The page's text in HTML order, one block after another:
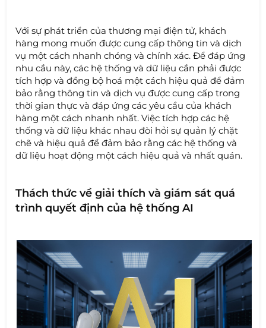
Với sự phát triển của thương mại điện tử, khách
hàng mong muốn được cung cấp thông tin và dịch
vụ một cách nhanh chóng và chính xác. Để đáp ứng
nhu cầu này, các hệ thống và dữ liệu cần phải được
tích hợp và đồng bộ hoá một cách hiệu quả để đảm
bảo rằng thông tin và dịch vụ được cung cấp trong
thời gian thực và đáp ứng các yêu cầu của khách
hàng một cách nhanh nhất. Việc tích hợp các hệ
thống và dữ liệu khác nhau đòi hỏi sự quản lý chặt
chẽ và hiệu quả để đảm bảo rằng các hệ thống và
dữ liệu hoạt động một cách hiệu quả và nhất quán.
Thách thức về giải thích và giám sát quá
trình quyết định của hệ thống AI